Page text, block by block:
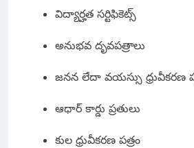
విద్యార్హత సర్టిఫికెట్స్
అనుభవ దృవపత్రాలు
జనన లేదా వయస్సు ధ్రువీకరణ
ఆధార్ కార్డు ప్రతులు
కుల ధ్రువీకరణ పత్రం